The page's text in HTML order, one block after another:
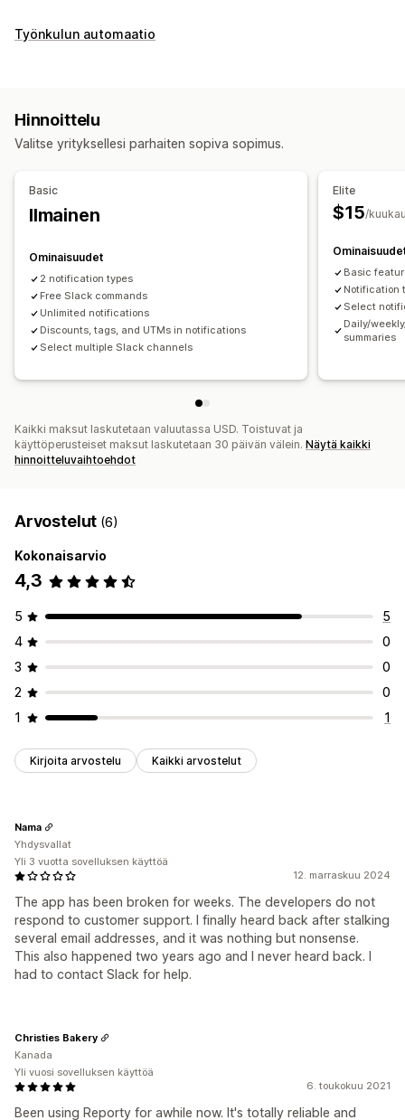
Työnkulun automaatio
Hinnoittelu
Valitse yrityksellesi parhaiten sopiva sopimus.
Basic
Ilmainen
Ominaisuudet
2 notification types
Free Slack commands
Unlimited notifications
Discounts, tags, and UTMs in notifications
Select multiple Slack channels
Elite
$15/
Basic
Notification
Select
Daily/
summaries
Kaikki maksut laskutetaan valuutassa USD. Toistuvat ja
käyttöperusteiset maksut laskutetaan 30 päivän välein. Näytä kaikki
hinnoitteluvaihtoehdot
Arvostelut (6)
Kokonaisarvio
4,3
5
5
4
0
3
0
2
0
1
1
Kirjoita arvostelu Kaikki arvostelut
12. marraskuu 2024
The app has been broken for weeks. The developers do not
respond to customer support. I finally heard back after stalking
several email addresses, and it was nothing but nonsense.
This also happened two years ago and I never heard back. I
had to contact Slack for help.
Nama
Yhdysvallat
Yli 3 vuotta sovelluksen käyttöä
6. toukokuu 2021
Been using Reporty for awhile now. It's totally reliable and
Christies Bakery
Kanada
Yli vuosi sovelluksen käyttöä